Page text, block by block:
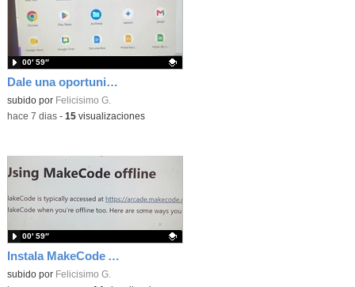
Dale una oportunidad a los Chromebooks y utiliza un proyector para realizar talleres si no tienes pantallas táctiles
Contenido educativo.
subido por Felicisimo G.
00′ 59″
-hace 7 dias- 15visualizaciones
Instala MakeCode Arcade para trabajar offline en tu tablet, ordenador, Chromebook
Contenido educativo.
subido por Felicisimo G.
00′ 59″